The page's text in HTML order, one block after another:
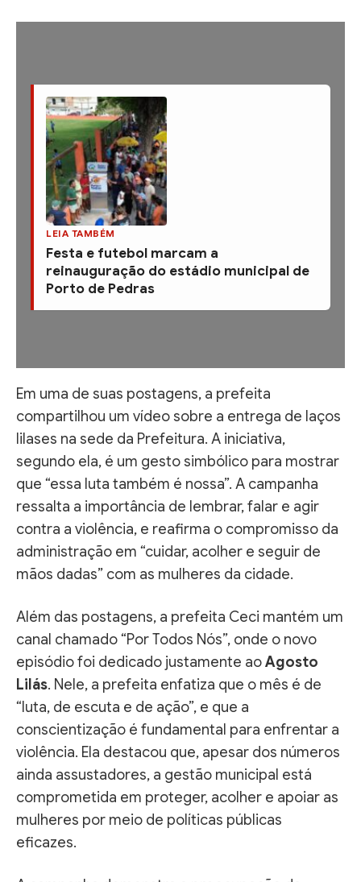
LEIA TAMBÉM
Festa e futebol marcam a
reinauguração do estádio municipal de
Porto de Pedras
Em uma de suas postagens, a prefeita
compartilhou um vídeo sobre a entrega de laços
lilases na sede da Prefeitura. A iniciativa,
segundo ela, é um gesto simbólico para mostrar
que “essa luta também é nossa”. A campanha
ressalta a importância de lembrar, falar e agir
contra a violência, e reafirma o compromisso da
administração em “cuidar, acolher e seguir de
mãos dadas” com as mulheres da cidade.
Além das postagens, a prefeita Ceci mantém um
canal chamado “Por Todos Nós”, onde o novo
episódio foi dedicado justamente aoAgosto
Lilás. Nele, a prefeita enfatiza que o mês é de
“luta, de escuta e de ação”, e que a
conscientização é fundamental para enfrentar a
violência. Ela destacou que, apesar dos números
ainda assustadores, a gestão municipal está
comprometida em proteger, acolher e apoiar as
mulheres por meio de políticas públicas
eficazes.